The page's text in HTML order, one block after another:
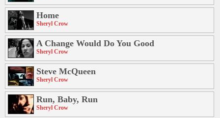
Home
Sheryl Crow
A Change Would Do You Good
Sheryl Crow
Steve McQueen
Sheryl Crow
Run, Baby, Run
Sheryl Crow